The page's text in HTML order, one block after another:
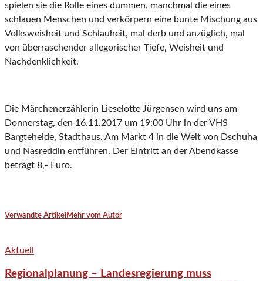
spielen sie die Rolle eines dummen, manchmal die eines
schlauen Menschen und verkörpern eine bunte Mischung aus
Volksweisheit und Schlauheit, mal derb und anzüglich, mal
von überraschender allegorischer Tiefe, Weisheit und
Nachdenklichkeit.
Die Märchenerzählerin Lieselotte Jürgensen wird uns am
Donnerstag, den 16.11.2017 um 19:00 Uhr in der VHS
Bargteheide, Stadthaus, Am Markt 4 in die Welt von Dschuha
und Nasreddin entführen. Der Eintritt an der Abendkasse
beträgt 8,- Euro.
Verwandte Artikel Mehr vom Autor
Aktuell
Regionalplanung – Landesregierung muss